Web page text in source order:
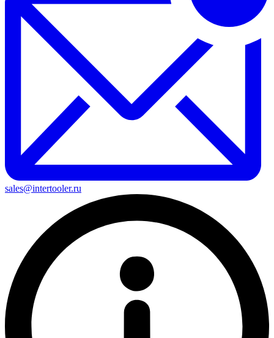
sales@intertooler.ru